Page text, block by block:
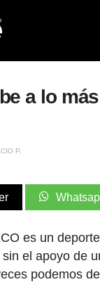
a lo
P.
es un
el apoyo de
podemos